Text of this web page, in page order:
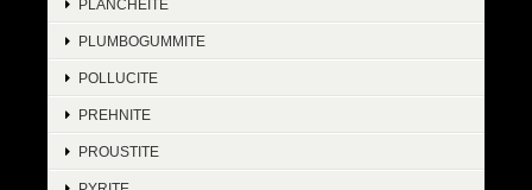
PLANCHEITE
PLUMBOGUMMITE
POLLUCITE
PREHNITE
PROUSTITE